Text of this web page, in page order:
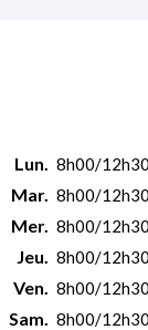
Lun. 8h00/
Mar. 8h00/
Mer. 8h00/
Jeu. 8h00/
Ven. 8h00/
Sam. 8h00/